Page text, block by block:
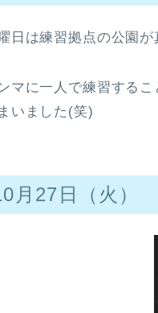
日は練習拠点の公園
マに一人で練習する
いました(笑)
月27日（火）